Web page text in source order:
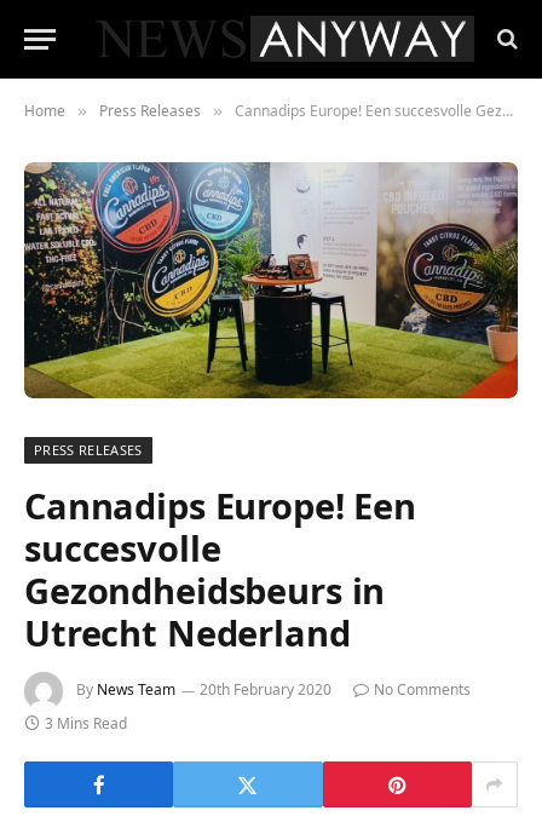
Home » Press Releases » Cannadips Europe! Een succesvolle Gezondheidsbeurs in Utrecht Nederland
PRESS RELEASES
Cannadips Europe! Een
succesvolle
Gezondheidsbeurs in
Utrecht Nederland
By News Team 20th February 2020
No Comments
3 Mins Read